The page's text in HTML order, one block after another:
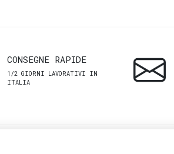
CONSEGNE RAPIDE
1/2 GIORNI LAVORATIVI IN
ITALIA